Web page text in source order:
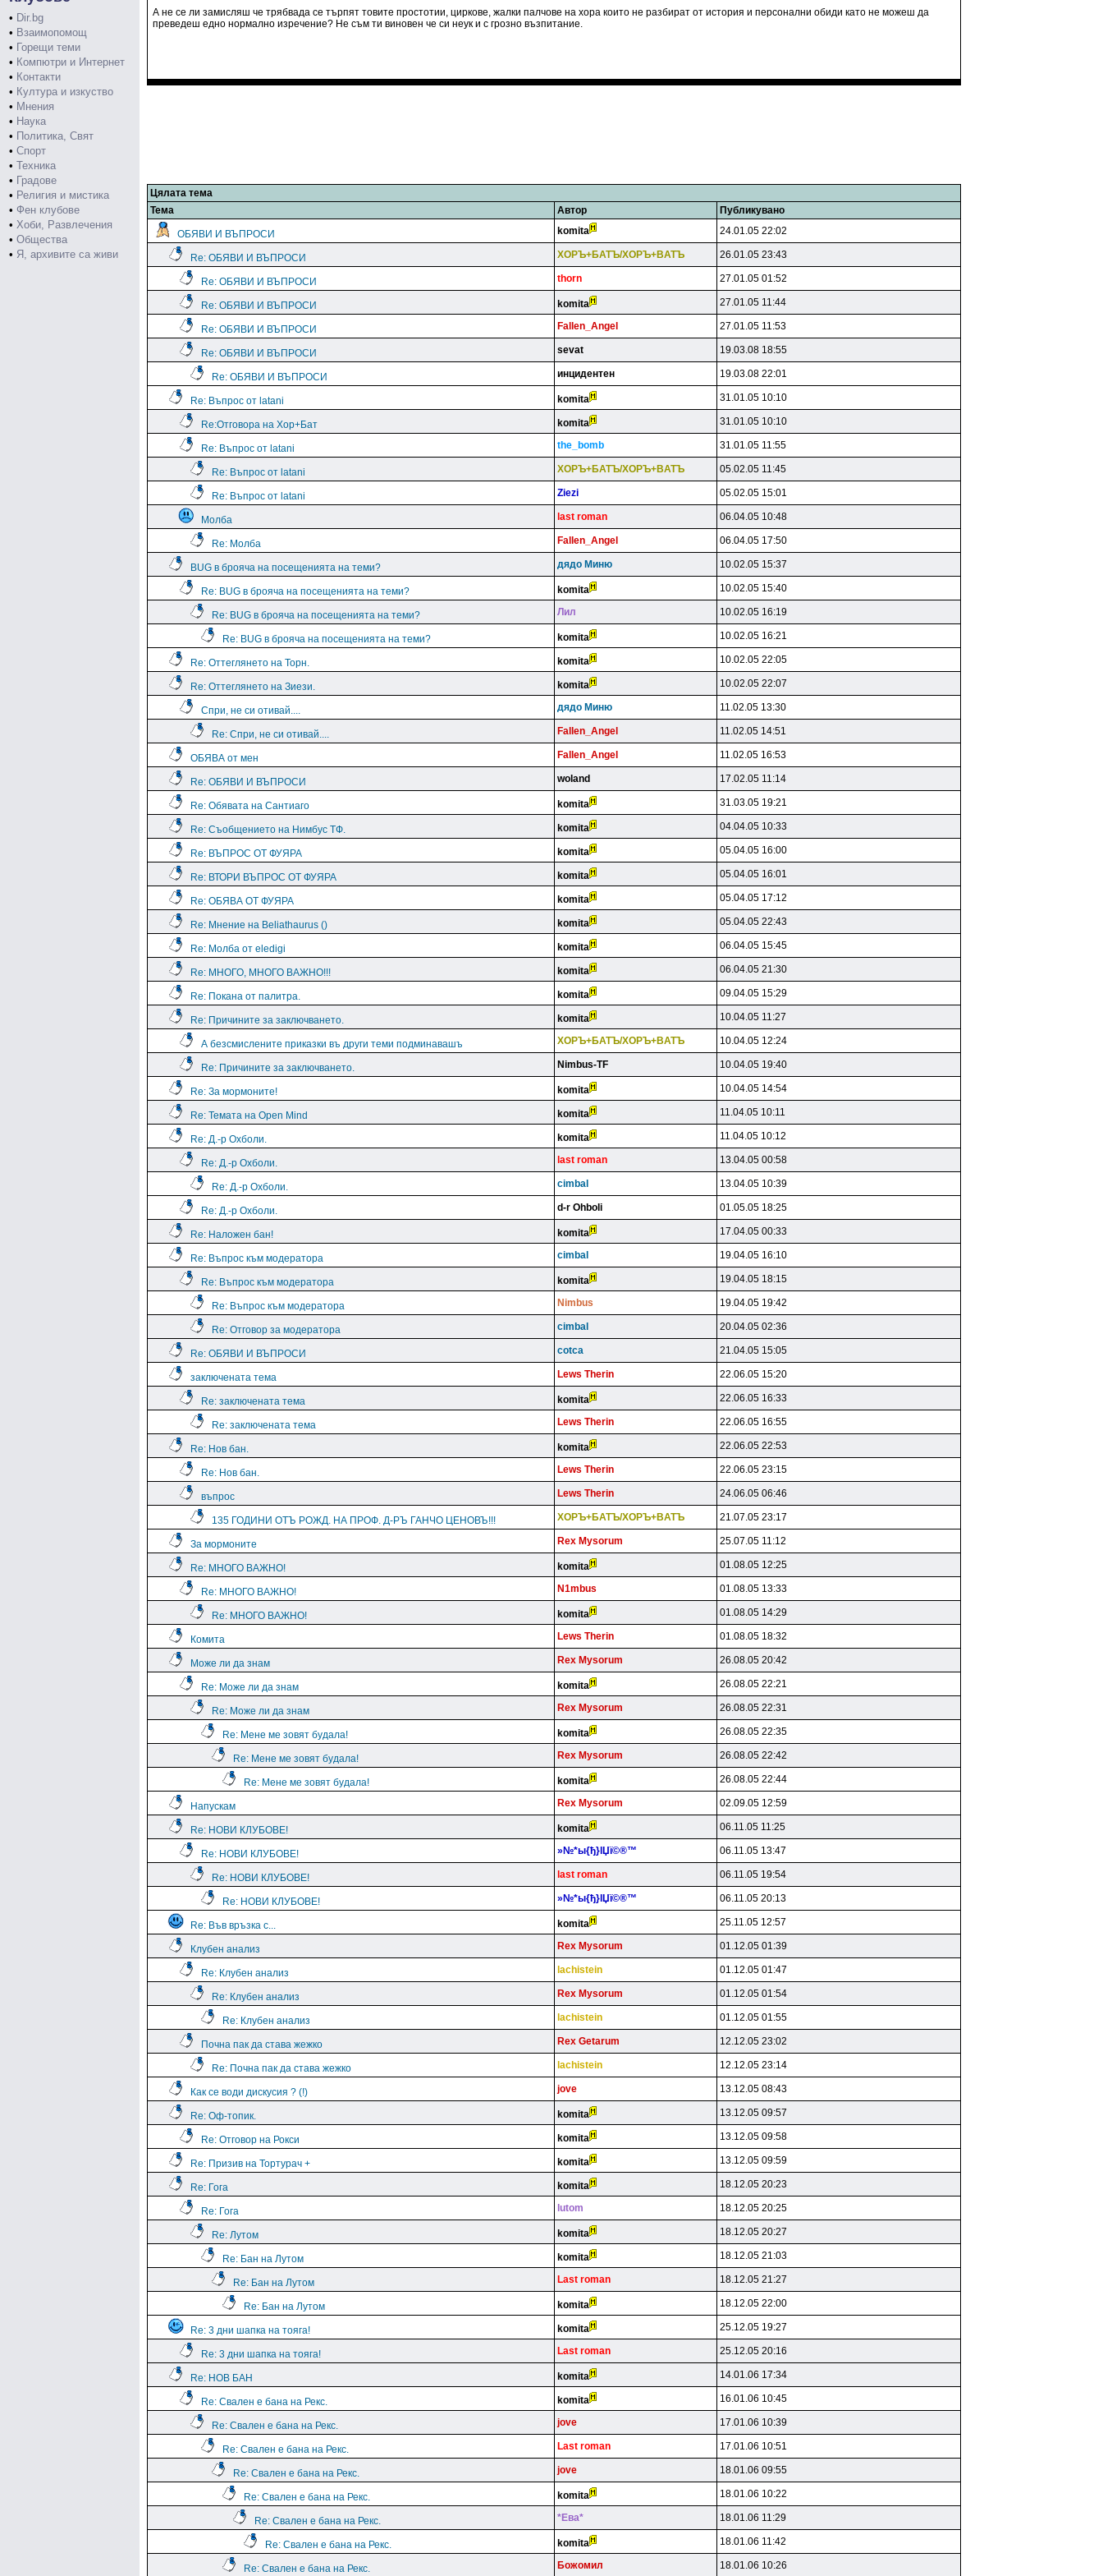
• Dir.bg
• Взаимопомощ
• Горещи теми
• Компютри и Интернет
• Контакти
• Култура и изкуство
• Мнения
• Наука
• Политика, Свят
• Спорт
• Техника
• Градове
• Религия и мистика
• Фен клубове
• Хоби, Развлечения
• Общества
• Я, архивите са живи
А не се ли замисляш че трябвада се търпят товите простотии, циркове, жалки палчове на хора които не разбират от история и персонални обиди като не можеш да
преведеш едно нормално изречение? Не съм ти виновен че си неук и с грозно възпитание.
Цялата тема
Тема
Автор Публикувано
ОБЯВИ И ВЪПРОСИ komita 24.01.05 22:02
Re: ОБЯВИ И ВЪПРОСИ XOPЪ+БATЪ/XOPЪ+BATЪ 26.01.05 23:43
Re: ОБЯВИ И ВЪПРОСИ thorn 27.01.05 01:52
Re: ОБЯВИ И ВЪПРОСИ komita 27.01.05 11:44
Re: ОБЯВИ И ВЪПРОСИ Fallen_Angel 27.01.05 11:53
Re: ОБЯВИ И ВЪПРОСИ sevat 19.03.08 18:55
Re: ОБЯВИ И ВЪПРОСИ инцидeнтeн 19.03.08 22:01
Re: Въпрос от latani komita 31.01.05 10:10
Re:Отговора на Хор+Бат komita 31.01.05 10:10
Re: Въпрос от latani the_bomb 31.01.05 11:55
Re: Въпрос от latani XOPЪ+БATЪ/XOPЪ+BATЪ 05.02.05 11:45
Re: Въпрос от latani Ziezi 05.02.05 15:01
Молба last roman 06.04.05 10:48
Re: Молба Fallen_Angel 06.04.05 17:50
BUG в брояча на посещенията на теми? дядo Mиню 10.02.05 15:37
Re: BUG в брояча на посещенията на теми? komita 10.02.05 15:40
Re: BUG в брояча на посещенията на теми? Лил 10.02.05 16:19
Re: BUG в брояча на посещенията на теми? komita 10.02.05 16:21
Re: Оттеглянето на Торн. komita 10.02.05 22:05
Re: Оттеглянето на Зиези. komita 10.02.05 22:07
Спри, не си отивай.... дядo Mиню 11.02.05 13:30
Re: Спри, не си отивай.... Fallen_Angel 11.02.05 14:51
ОБЯВА от мен Fallen_Angel 11.02.05 16:53
Re: ОБЯВИ И ВЪПРОСИ woland 17.02.05 11:14
Re: Обявата на Сантиаго komita 31.03.05 19:21
Re: Съобщението на Нимбус ТФ. komita 04.04.05 10:33
Re: ВЪПРОС ОТ ФУЯРА komita 05.04.05 16:00
Re: ВТОРИ ВЪПРОС ОТ ФУЯРА komita 05.04.05 16:01
Re: ОБЯВА ОТ ФУЯРА komita 05.04.05 17:12
Re: Мнение на Beliathaurus () komita 05.04.05 22:43
Re: Молба от eledigi komita 06.04.05 15:45
Re: МНОГО, МНОГО ВАЖНО!!! komita 06.04.05 21:30
Re: Покана от палитра. komita 09.04.05 15:29
Re: Причините за заключването. komita 10.04.05 11:27
А безсмислените приказки въ други теми подминавашъ XOPЪ+БATЪ/XOPЪ+BATЪ 10.04.05 12:24
Re: Причините за заключването. Nimbus-TF 10.04.05 19:40
Re: За мормоните! komita 10.04.05 14:54
Re: Темата на Open Mind komita 11.04.05 10:11
Re: Д.-р Охболи. komita 11.04.05 10:12
Re: Д.-р Охболи. last roman 13.04.05 00:58
Re: Д.-р Охболи. cimbal 13.04.05 10:39
Re: Д.-р Охболи. d-r Ohboli 01.05.05 18:25
Re: Наложен бан! komita 17.04.05 00:33
Re: Въпрос към модератора cimbal 19.04.05 16:10
Re: Въпрос към модератора komita 19.04.05 18:15
Re: Въпрос към модератора Nimbus 19.04.05 19:42
Re: Отговор за модератора cimbal 20.04.05 02:36
Re: ОБЯВИ И ВЪПРОСИ cotca 21.04.05 15:05
заключената тема Lews Therin 22.06.05 15:20
Re: заключената тема komita 22.06.05 16:33
Re: заключената тема Lews Therin 22.06.05 16:55
Re: Нов бан. komita 22.06.05 22:53
Re: Нов бан. Lews Therin 22.06.05 23:15
въпрос Lews Therin 24.06.05 06:46
135 ГОДИНИ ОТЪ РОЖД. НА ПРОФ. Д-РЪ ГАНЧО ЦЕНОВЪ!!! XOPЪ+БATЪ/XOPЪ+BATЪ 21.07.05 23:17
За мормоните Rex Mysorum 25.07.05 11:12
Re: МНОГО ВАЖНО! komita 01.08.05 12:25
Re: МНОГО ВАЖНО! N1mbus 01.08.05 13:33
Re: МНОГО ВАЖНО! komita 01.08.05 14:29
Комита Lews Therin 01.08.05 18:32
Може ли да знам Rex Mysorum 26.08.05 20:42
Re: Може ли да знам komita 26.08.05 22:21
Re: Може ли да знам Rex Mysorum 26.08.05 22:31
Re: Мене ме зовят будала! komita 26.08.05 22:35
Re: Мене ме зовят будала! Rex Mysorum 26.08.05 22:42
Re: Мене ме зовят будала! komita 26.08.05 22:44
Напускам Rex Mysorum 02.09.05 12:59
Re: НОВИ КЛУБОВЕ! komita 06.11.05 11:25
Re: НОВИ КЛУБОВЕ! »№*ы{ђ}lЏї©®™ 06.11.05 13:47
Re: НОВИ КЛУБОВЕ! last roman 06.11.05 19:54
Re: НОВИ КЛУБОВЕ! »№*ы{ђ}lЏї©®™ 06.11.05 20:13
Re: Във връзка с... komita 25.11.05 12:57
Клубен анализ Rex Mysorum 01.12.05 01:39
Re: Клубен анализ lachistein 01.12.05 01:47
Re: Клубен анализ Rex Mysorum 01.12.05 01:54
Re: Клубен анализ lachistein 01.12.05 01:55
Почна пак да става жежко Rex Getarum 12.12.05 23:02
Re: Почна пак да става жежко lachistein 12.12.05 23:14
Как се води дискусия ? (!) jove 13.12.05 08:43
Re: Оф-топик. komita 13.12.05 09:57
Re: Отговор на Рокси komita 13.12.05 09:58
Re: Призив на Тортурач + komita 13.12.05 09:59
Re: Гога komita 18.12.05 20:23
Re: Гога lutom 18.12.05 20:25
Re: Лутом komita 18.12.05 20:27
Re: Бан на Лутом komita 18.12.05 21:03
Re: Бан на Лутом Last roman 18.12.05 21:27
Re: Бан на Лутом komita 18.12.05 22:00
Re: 3 дни шапка на тояга! komita 25.12.05 19:27
Re: 3 дни шапка на тояга! Last roman 25.12.05 20:16
Re: НОВ БАН komita 14.01.06 17:34
Re: Свален е бана на Рекс. komita 16.01.06 10:45
Re: Свален е бана на Рекс. jove 17.01.06 10:39
Re: Свален е бана на Рекс. Last roman 17.01.06 10:51
Re: Свален е бана на Рекс. jove 18.01.06 09:55
Re: Свален е бана на Рекс. komita 18.01.06 10:22
Re: Свален е бана на Рекс. *Eвa* 18.01.06 11:29
Re: Свален е бана на Рекс. komita 18.01.06 11:42
Re: Свален е бана на Рекс. Бoжoмил 18.01.06 10:26